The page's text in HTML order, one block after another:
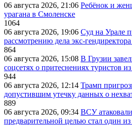
06 августа 2026, 21:06 Ребёнок и
урагана в Смоленске
1064
06 августа 2026, 19:06 Суд на Урале
рассмотрению дела экс-
864
06 августа 2026, 15:08 В Грузии
соцсетях о притеснениях туристов
944
06 августа 2026, 12:14 Трамп
допустившим утечку данных о
889
06 августа 2026, 09:34 ВСУ
предварительной целью стал один